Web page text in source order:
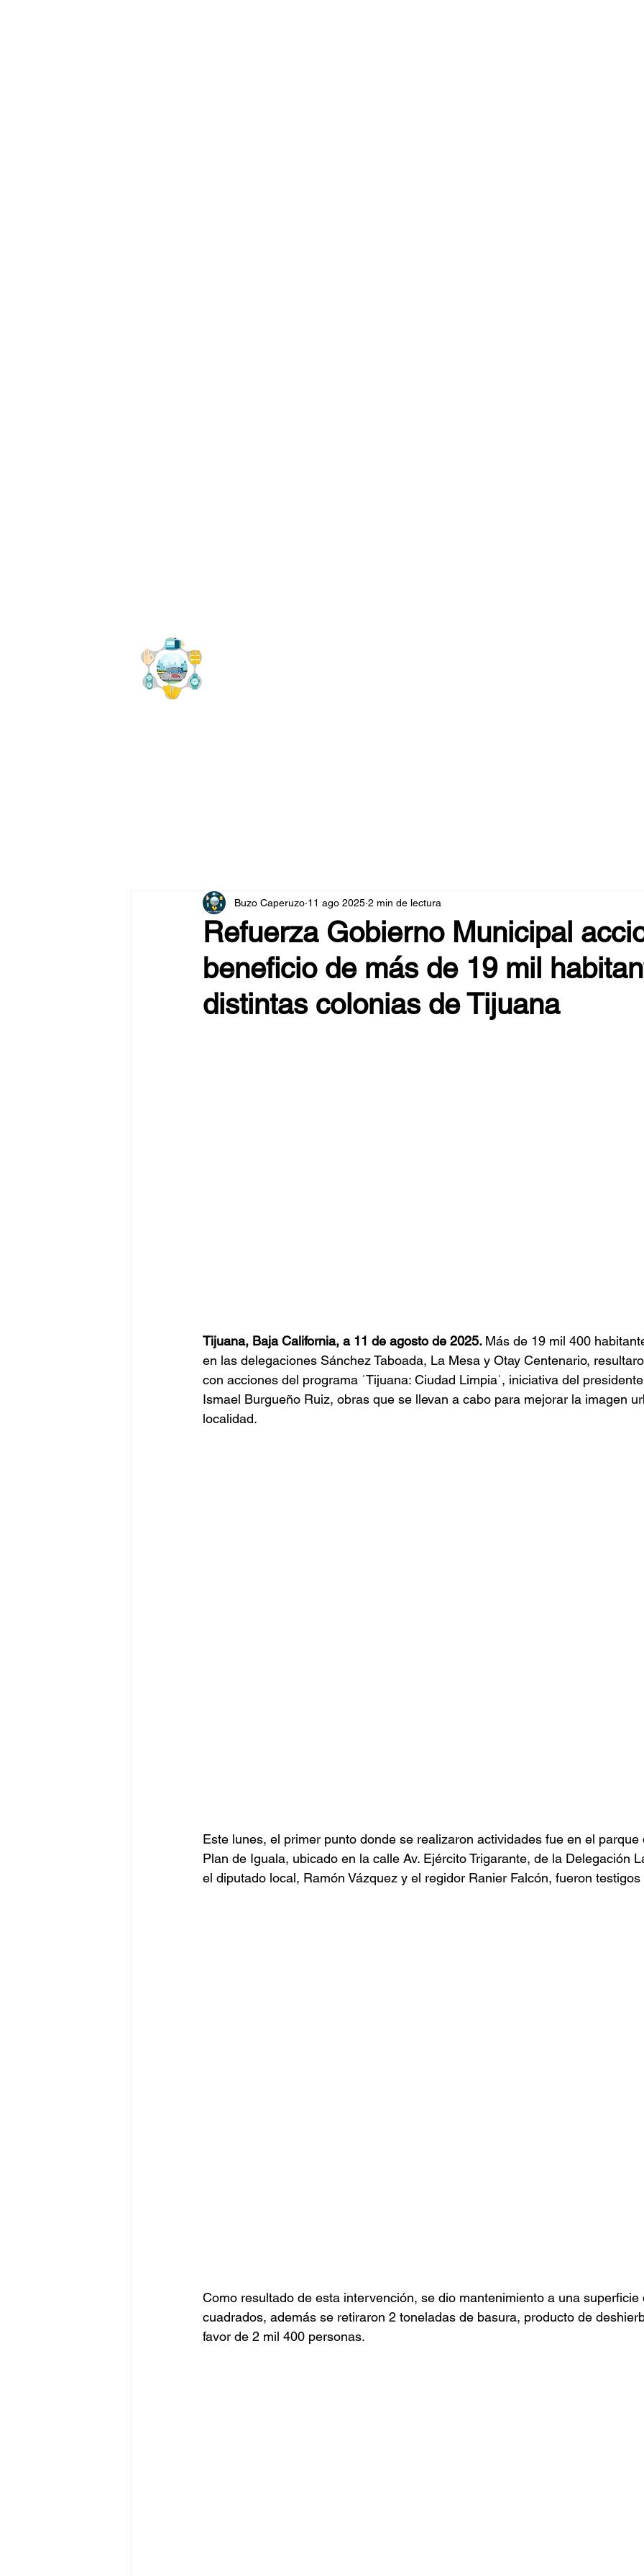
Refuerza Gobierno Municipal
beneficio de más de 19 mil
distintas colonias de Tijuana
Buzo Caperuzo 11 ago 2025 2 min de lectura
Tijuana, Baja California, a 11 de agosto de 2025. Más de 19 mil 400
en las delegaciones Sánchez Taboada, La Mesa y Otay Centenario,
con acciones del programa ˈTijuana: Ciudad Limpiaˈ, iniciativa del
Ismael Burgueño Ruiz, obras que se llevan a cabo para mejorar la imagen
localidad.
Este lunes, el primer punto donde se realizaron actividades fue en el parque
Plan de Iguala, ubicado en la calle Av. Ejército Trigarante, de la Delegación
el diputado local, Ramón Vázquez y el regidor Ranier Falcón, fueron
Como resultado de esta intervención, se dio mantenimiento a una superficie
cuadrados, además se retiraron 2 toneladas de basura, producto de
favor de 2 mil 400 personas.